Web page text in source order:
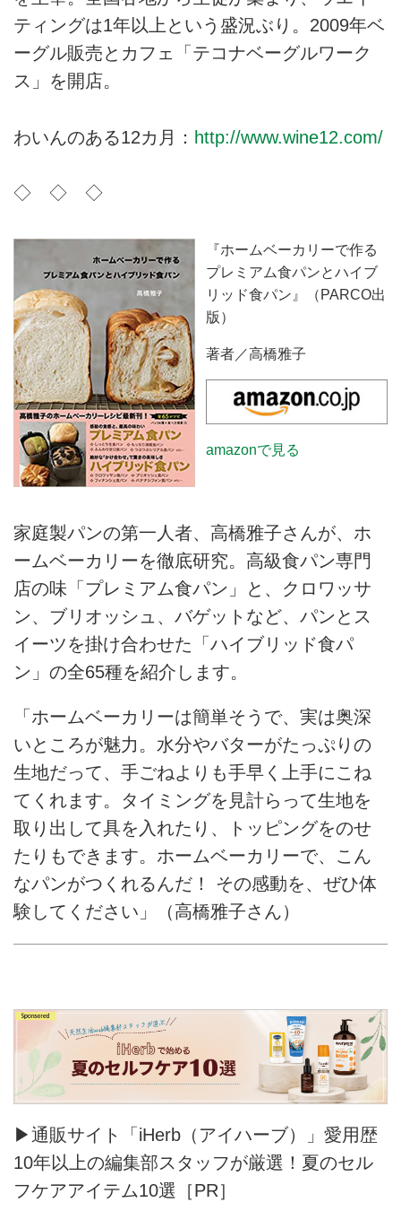
ティングは1年以上という盛況ぶり。2009年ベ
ーグル販売とカフェ「テコナベーグルワーク
ス」を開店。
わいんのある12カ月： http://www.wine12.com/
◇ ◇ ◇
『ホームベーカリーで作る
プレミアム食パンとハイブ
リッド食パン』（PARCO出
版）
著者／高橋雅子
amazonで見る
家庭製パンの第一人者、高橋雅子さんが、ホ
ームベーカリーを徹底研究。高級食パン専門
店の味「プレミアム食パン」と、クロワッサ
ン、ブリオッシュ、バゲットなど、パンとス
イーツを掛け合わせた「ハイブリッド食パ
ン」の全65種を紹介します。
「ホームベーカリーは簡単そうで、実は奥深
いところが魅力。水分やバターがたっぷりの
生地だって、手ごねよりも手早く上手にこね
てくれます。タイミングを見計らって生地を
取り出して具を入れたり、トッピングをのせ
たりもできます。ホームベーカリーで、こん
なパンがつくれるんだ！ その感動を、ぜひ体
験してください」（高橋雅子さん）
▶通販サイト「iHerb（アイハーブ）」愛用歴
10年以上の編集部スタッフが厳選！夏のセル
フケアアイテム10選［PR］